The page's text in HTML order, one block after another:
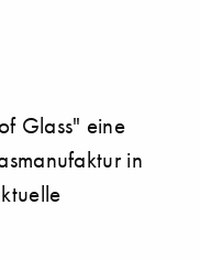
Glass" eine
in